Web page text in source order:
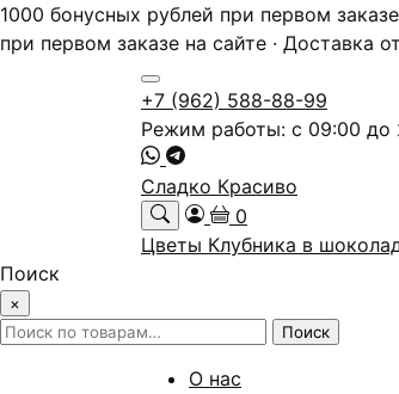
1000 бонусных рублей при первом
при первом заказе на сайте · Доставка
+7 (962) 588-88-99
Режим работы: с 09:00 до
Сладко Красиво
0
Цветы Клубника в
Поиск
×
Искать: Поиск
О нас